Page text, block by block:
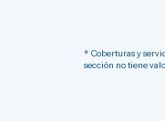
* Coberturas y
sección no tiene